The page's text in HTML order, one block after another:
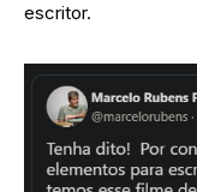
escritor.